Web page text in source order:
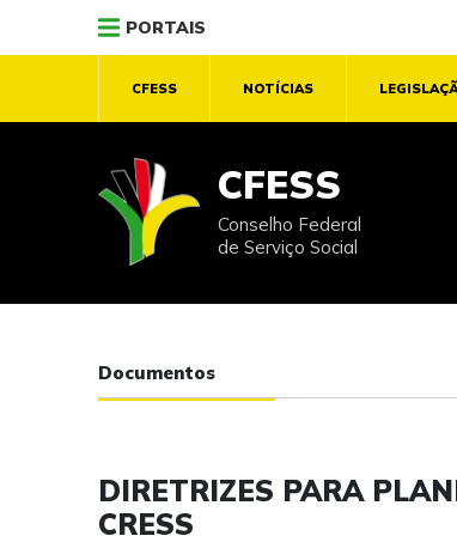
PORTAIS
CFESS NOTÍCIAS
CFESS
Conselho Federal
de Serviço Social
Documentos
DIRETRIZES PARA
CRESS